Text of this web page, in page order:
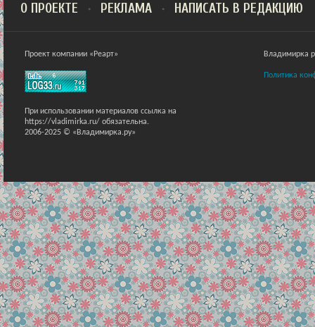
О ПРОЕКТЕ РЕКЛАМА НАПИСАТЬ В РЕДАКЦИЮ
Проект компании «Реарт»
При использовании материалов ссылка на
https://vladimirka.ru/ обязательна.
2006-2025 © «Владимирка.ру»
Владимирка
Политика